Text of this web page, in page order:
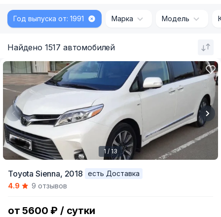
Год выпуска от: 1991 Марка Модель
Найдено 1517 автомобилей
of
1 / 13
Toyota Sienna, 2018
есть Доставка
4.9
9 отзывов
от 5600 ₽ / сутки